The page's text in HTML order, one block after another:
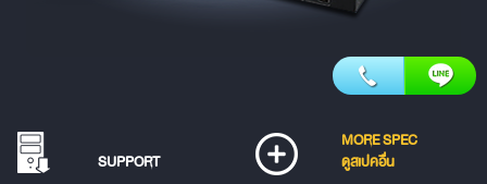
SUPPORT
MORE SPEC
ดูสเปคอื่น